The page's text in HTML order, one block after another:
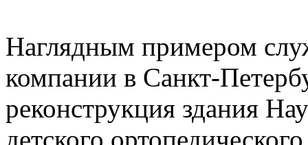
Наглядным примером
компании в Санкт-
реконструкция здания
детского